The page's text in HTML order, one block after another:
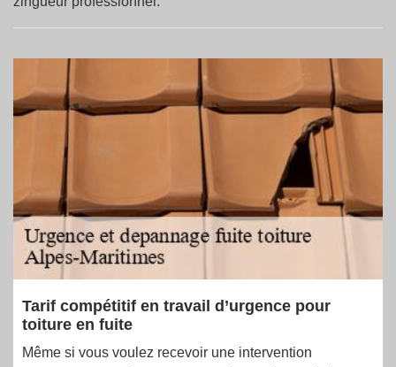
Tarif compétitif en travail d’urgence pour
toiture en fuite
Même si vous voulez recevoir une intervention